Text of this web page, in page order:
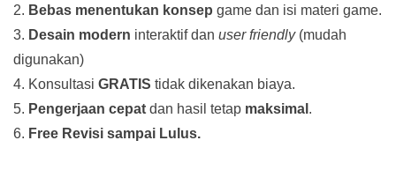
2. Bebas menentukan konsep game dan isi materi game.
3. Desain modern interaktif dan user friendly(mudah
digunakan)
4. Konsultasi GRATIS tidak dikenakan biaya.
5. Pengerjaan cepat dan hasil tetap maksimal .
6. Free Revisi sampai Lulus.